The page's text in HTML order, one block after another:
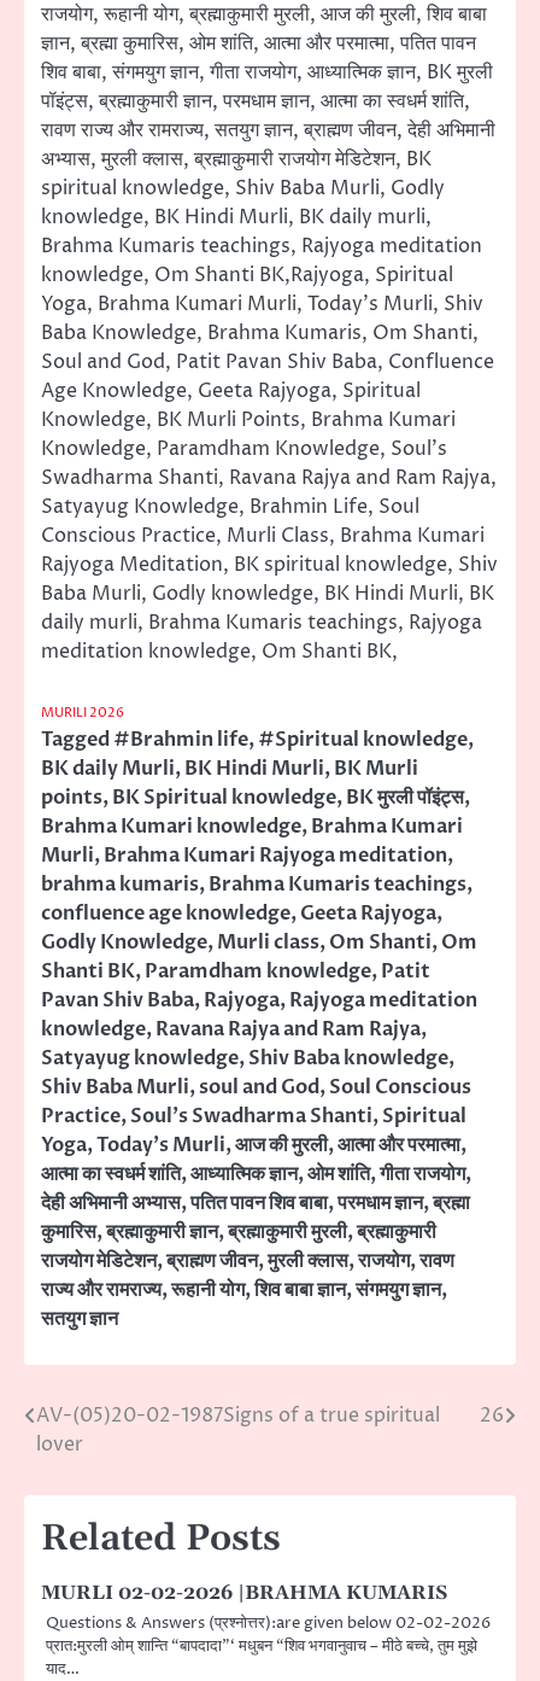
राजयोग, रूहानी योग, ब्रह्माकुमारी मुरली, आज की मुरली, शिव बाबा
ज्ञान, ब्रह्मा कुमारिस, ओम शांति, आत्मा और परमात्मा, पतित पावन
शिव बाबा, संगमयुग ज्ञान, गीता राजयोग, आध्यात्मिक ज्ञान, BK मुरली
पॉइंट्स, ब्रह्माकुमारी ज्ञान, परमधाम ज्ञान, आत्मा का स्वधर्म शांति,
रावण राज्य और रामराज्य, सतयुग ज्ञान, ब्राह्मण जीवन, देही अभिमानी
अभ्यास, मुरली क्लास, ब्रह्माकुमारी राजयोग मेडिटेशन, BK
spiritual knowledge, Shiv Baba Murli, Godly
knowledge, BK Hindi Murli, BK daily murli,
Brahma Kumaris teachings, Rajyoga meditation
knowledge, Om Shanti BK,Rajyoga, Spiritual
Yoga, Brahma Kumari Murli, Today’s Murli, Shiv
Baba Knowledge, Brahma Kumaris, Om Shanti,
Soul and God, Patit Pavan Shiv Baba, Confluence
Age Knowledge, Geeta Rajyoga, Spiritual
Knowledge, BK Murli Points, Brahma Kumari
Knowledge, Paramdham Knowledge, Soul’s
Swadharma Shanti, Ravana Rajya and Ram Rajya,
Satyayug Knowledge, Brahmin Life, Soul
Conscious Practice, Murli Class, Brahma Kumari
Rajyoga Meditation, BK spiritual knowledge, Shiv
Baba Murli, Godly knowledge, BK Hindi Murli, BK
daily murli, Brahma Kumaris teachings, Rajyoga
meditation knowledge, Om Shanti BK,
MURILI 2026
Tagged#Brahmin life,#Spiritual knowledge,
BK daily Murli,BK Hindi Murli,BK Murli
points,BK Spiritual knowledge,BK मुरली पॉइंट्स,
Brahma Kumari knowledge,Brahma Kumari
Murli,Brahma Kumari Rajyoga meditation,
brahma kumaris,Brahma Kumaris teachings,
confluence age knowledge,Geeta Rajyoga,
Godly Knowledge,Murli class,Om Shanti,Om
Shanti BK,Paramdham knowledge,Patit
Pavan Shiv Baba,Rajyoga,Rajyoga meditation
knowledge,Ravana Rajya and Ram Rajya,
Satyayug knowledge,Shiv Baba knowledge,
Shiv Baba Murli,soul and God,Soul Conscious
Practice,Soul's Swadharma Shanti,Spiritual
Yoga,Today’s Murli,आज की मुरली,आत्मा और परमात्मा,
आत्मा का स्वधर्म शांति,आध्यात्मिक ज्ञान,ओम शांति,गीता राजयोग,
देही अभिमानी अभ्यास,पतित पावन शिव बाबा,परमधाम ज्ञान,ब्रह्मा
कुमारिस,ब्रह्माकुमारी ज्ञान,ब्रह्माकुमारी मुरली,ब्रह्माकुमारी
राजयोग मेडिटेशन,ब्राह्मण जीवन,मुरली क्लास,राजयोग,रावण
राज्य और रामराज्य,रूहानी योग,शिव बाबा ज्ञान,संगमयुग ज्ञान,
सतयुग ज्ञान
Post
AV-(05)20-02-1987Signs of a true spiritual
lover
26
Related Posts
MURLI 02-02-2026 |BRAHMA KUMARIS
Questions & Answers (प्रश्नोत्तर):are given below 02-02-2026
प्रात:मुरली ओम् शान्ति “बापदादा”‘ मधुबन “शिव भगवानुवाच – मीठे बच्चे, तुम मुझे
याद…